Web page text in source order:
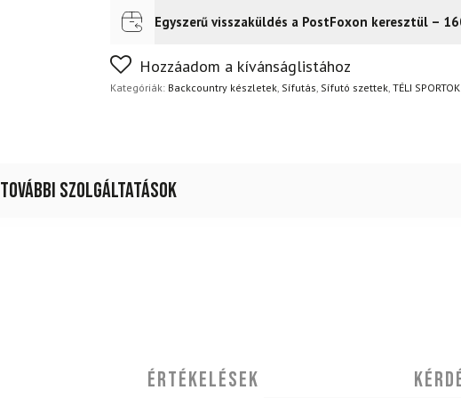
Alpina
Tourer
Light
csizma
Futár a címreIngyenes
Egyszerű visszaküldés a PostFoxon keresztül –
Nem biztos a választásában? Semmi gond – a terméket
napon belül, indoklás nélkül.Mik a visszaküldés feltételei?
Hozzáadom a kívánságlistához
Kategóriák: Backcountry készletek, Sífutás Sífutó szettek, TÉLI SPORTOK
További szolgáltatások
Értékelések